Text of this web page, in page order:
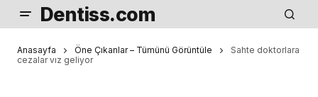
Dentiss.com
Anasayfa Öne Çıkanlar – Tümünü Görüntüle
Sahte doktorlara
cezalar vız geliyor